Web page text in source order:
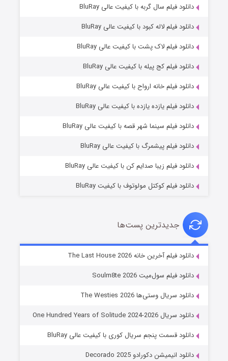
قسمت۷ (زیرنویس) منتشر شد
خاندان اژدها فصل ۳
دانلود فیلم سال گربه با کیفیت عالی BluRay
دانلود فیلم لاله کبود با کیفیت عالی BluRay
دانلود فیلم لاک پشت با کیفیت عالی BluRay
دانلود فیلم کج‌ پیله با کیفیت عالی BluRay
دانلود فیلم خانه ارواح با کیفیت عالی BluRay
دانلود فیلم یازده یازده با کیفیت عالی BluRay
دانلود فیلم سینما شهر قصه با کیفیت عالی BluRay
دانلود فیلم پیشمرگ با کیفیت عالی BluRay
دانلود فیلم زیبا صدایم کن با کیفیت عالی BluRay
دانلود فیلم کوکتل مولوتوف با کیفیت BluRay
جدیدترین پست‌ها
دانلود فیلم آخرین خانه The Last House 2026
دانلود فیلم سول‌میت Soulm8te 2026
دانلود سریال وستی‌ها The Westies 2026
دانلود سریال One Hundred Years of Solitude 2024-2026
دانلود قسمت پنجم سریال کوری با کیفیت عالی BluRay
دانلود انیمیشن دکورادو Decorado 2025